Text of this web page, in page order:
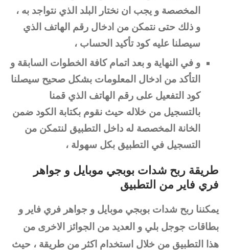
المخصصة و يجب ان نختار البلد الذي نتواجد به ،
و ذلك حتى نتمكن من ادخال رقم الهاتف الذي
سيصلنا عليه كود تأكيد الحساب ،
و في النهاية و بعد اتمام كافة الخطوات السابقة و
التأكد من ادخال المعلومات بشكل صحيح سيصلنا
كود التفعيل على رقم الهاتف الذي قمنا
بالتسجيل من خلاله حيث نقوم بكتابة الكود ضمن
الخانة المخصصة له داخل التطبيق لنتمكن من
التسجيل في التطبيق بكل سهولة ،
طريقة ربح شدات بوبجي موبايل و جواهر
فري فاير من التطبيق
يمكننا ربح شدات بوبجي موبايل و جواهر فري فاير و
بطاقات جوجل بلي و العديد من الجوائز الاخرى من
هذا التطبيق من خلال استخدام اكثر من طريقة ، حيث